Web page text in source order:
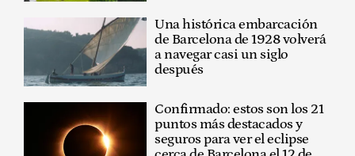
Una histórica embarcación
de Barcelona de 1928 volverá
a navegar casi un siglo
después
Confirmado: estos son los 21
puntos más destacados y
seguros para ver el eclipse